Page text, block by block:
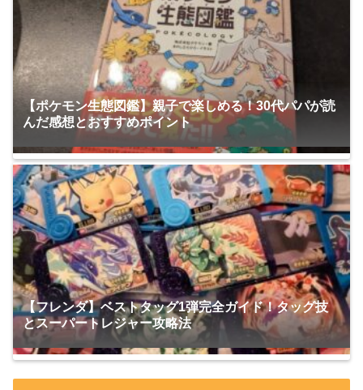
【ポケモン生態図鑑】親子で楽しめる！30代パパが読
んだ感想とおすすめポイント
【フレンダ】ベストタッグ1弾完全ガイド！タッグ技
とスーパートレジャー攻略法